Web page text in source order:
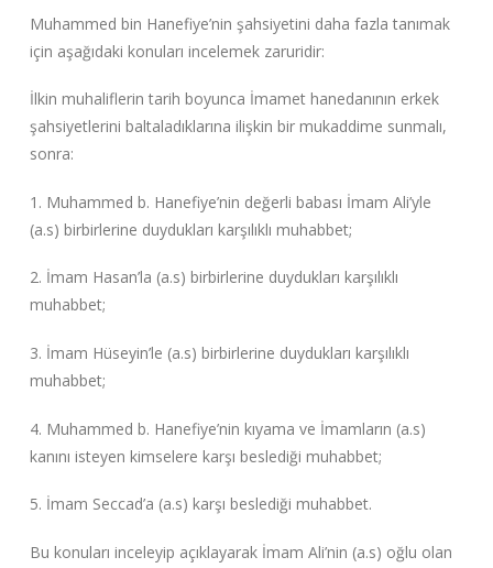
Muhammed bin Hanefiye’nin şahsiyetini daha fazla tanımak
için aşağıdaki konuları incelemek zaruridir:
İlkin muhaliflerin tarih boyunca İmamet hanedanının erkek
şahsiyetlerini baltaladıklarına ilişkin bir mukaddime sunmalı,
sonra:
1. Muhammed b. Hanefiye’nin değerli babası İmam Ali’yle
(a.s) birbirlerine duydukları karşılıklı muhabbet;
2. İmam Hasan’la (a.s) birbirlerine duydukları karşılıklı
muhabbet;
3. İmam Hüseyin’le (a.s) birbirlerine duydukları karşılıklı
muhabbet;
4. Muhammed b. Hanefiye’nin kıyama ve İmamların (a.s)
kanını isteyen kimselere karşı beslediği muhabbet;
5. İmam Seccad’a (a.s) karşı beslediği muhabbet.
Bu konuları inceleyip açıklayarak İmam Ali’nin (a.s) oğlu olan